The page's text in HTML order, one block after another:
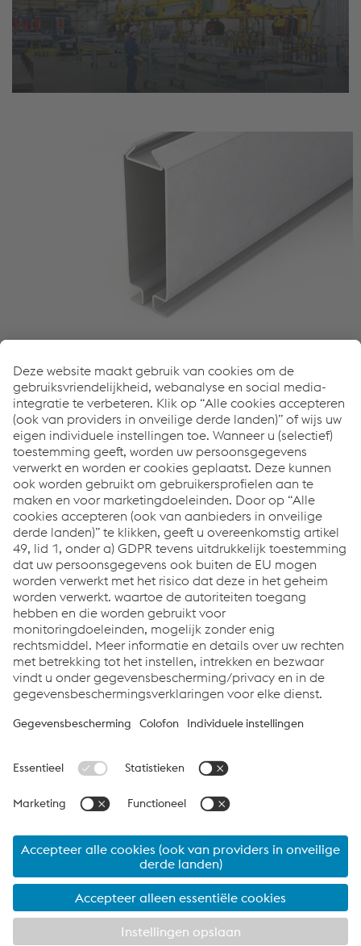
Thomas Houvenaeghel
Com­mer­ci­al Seg­ment Ma­na­ger
Cus­tom Roll For­ming
T: +32 51 261 639
E-mail ver­zen­den
Interessante Links
voestalpine Sadef nv